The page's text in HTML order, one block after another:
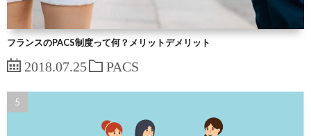
フランスのPACS制度って何？メリットデメリット
2018.07.25 PACS